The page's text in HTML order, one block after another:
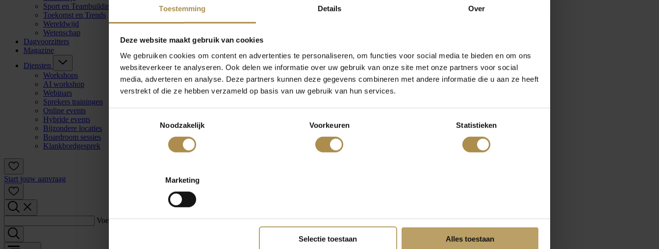
Toestemming Details Over
Deze website maakt gebruik van cookies
We gebruiken cookies om content en advertenties te personaliseren, om functies voor social media te bieden en om ons
websiteverkeer te analyseren. Ook delen we informatie over uw gebruik van onze site met onze partners voor social
media, adverteren en analyse. Deze partners kunnen deze gegevens combineren met andere informatie die u aan ze heeft
verstrekt of die ze hebben verzameld op basis van uw gebruik van hun services.
Noodzakelijk
Voorkeuren Statistieken
Marketing
Selectie toestaan Alles toestaan
Sport en Teambuilding
Toekomst en Trends
Wereldwijd
Wetenschap
Dagvoorzitters
Magazine
Diensten
Workshops
AI workshop
Webinars
Sprekers trainingen
Online events
Hybride events
Bijzondere locaties
Boardroom sessies
Klankbordgesprek
Start jouw aanvraag
Voer een zoekterm in: